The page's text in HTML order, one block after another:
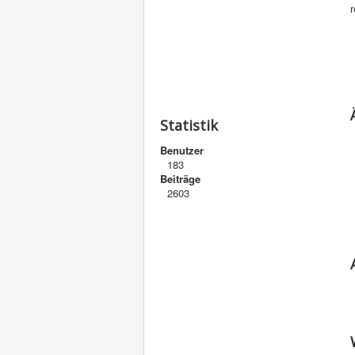
Statistik
Benutzer
183
Beiträge
2603